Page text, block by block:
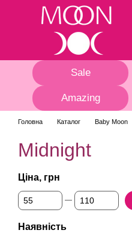
Перейти до основного контенту
Sale
Amazing
Головна Каталог Baby Moon
Midnight
Ціна, грн
Від Ціна, грн
До Ціна, грн
Наявність